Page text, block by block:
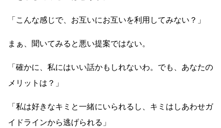
「こんな感じで、お互いにお互いを利用してみない？」
まぁ、聞いてみると悪い提案ではない。
「確かに、私にはいい話かもしれないわ。でも、あなたの
メリットは？」
「私は好きなキミと一緒にいられるし、キミはしあわせガ
イドラインから逃げられる」